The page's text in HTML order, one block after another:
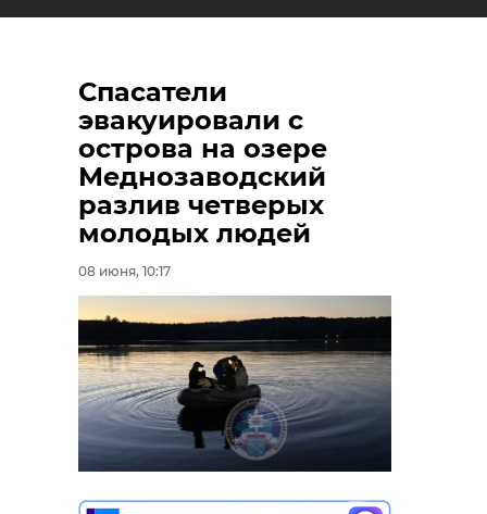
Спасатели
эвакуировали с
острова на озере
Меднозаводский
разлив четверых
молодых людей
08 июня, 10:17